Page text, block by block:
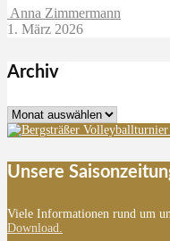
Anna Zimmermann
1. März 2026
Archiv
Archiv
Unsere
Viele Informationen rund um
Download.